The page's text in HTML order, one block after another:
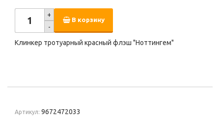
+
-
В корзину
Клинкер тротуарный красный флэш "Ноттингем"
Артикул: 9672472033